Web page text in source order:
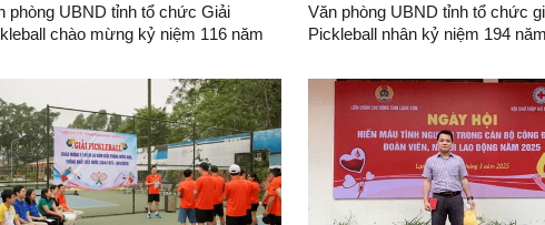
phòng UBND tỉnh tổ chức Giải
chào mừng kỷ niệm 116 năm
Văn phòng UBND tỉnh tổ chức
Pickleball nhân kỷ niệm 194
năm Ngày sinh đồng chí Hoàng